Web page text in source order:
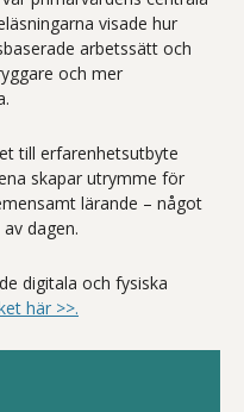
visade hur
arbetssätt och
och mer
till erfarenhetsutbyte
skapar utrymme för
lärande – något
dagen.
digitala och fysiska
här >>.